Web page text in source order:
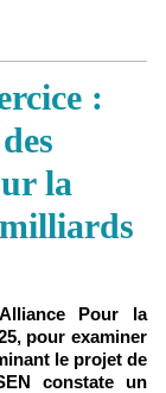
:
la
Pour la
pour examiner
le projet de
constate un